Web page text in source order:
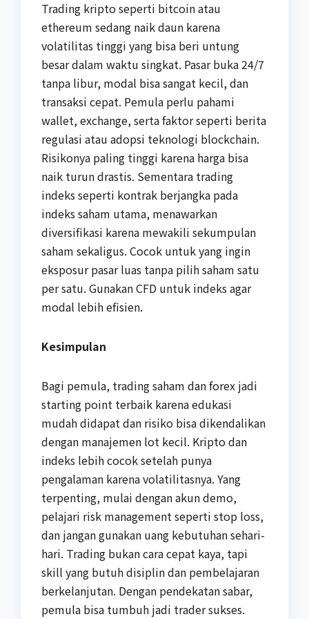
Trading kripto seperti bitcoin atau
ethereum sedang naik daun karena
volatilitas tinggi yang bisa beri untung
besar dalam waktu singkat. Pasar buka 24/7
tanpa libur, modal bisa sangat kecil, dan
transaksi cepat. Pemula perlu pahami
wallet, exchange, serta faktor seperti berita
regulasi atau adopsi teknologi blockchain.
Risikonya paling tinggi karena harga bisa
naik turun drastis. Sementara trading
indeks seperti kontrak berjangka pada
indeks saham utama, menawarkan
diversifikasi karena mewakili sekumpulan
saham sekaligus. Cocok untuk yang ingin
eksposur pasar luas tanpa pilih saham satu
per satu. Gunakan CFD untuk indeks agar
modal lebih efisien.
Kesimpulan
Bagi pemula, trading saham dan forex jadi
starting point terbaik karena edukasi
mudah didapat dan risiko bisa dikendalikan
dengan manajemen lot kecil. Kripto dan
indeks lebih cocok setelah punya
pengalaman karena volatilitasnya. Yang
terpenting, mulai dengan akun demo,
pelajari risk management seperti stop loss,
dan jangan gunakan uang kebutuhan sehari-
hari. Trading bukan cara cepat kaya, tapi
skill yang butuh disiplin dan pembelajaran
berkelanjutan. Dengan pendekatan sabar,
pemula bisa tumbuh jadi trader sukses.